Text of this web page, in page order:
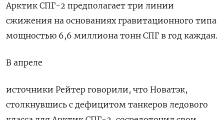
Арктик СПГ-2 предполагает три линии
сжижения на основаниях гравитационного типа
мощностью 6,6 миллиона тонн СПГ в год каждая.
В апреле
источники Рейтер говорили, что Новатэк,
столкнувшись с дефицитом танкеров ледового